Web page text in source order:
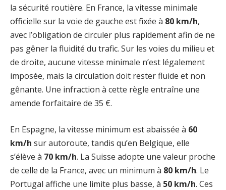
la sécurité routière. En France, la vitesse minimale
officielle sur la voie de gauche est fixée à 80 km/h,
avec l’obligation de circuler plus rapidement afin de ne
pas gêner la fluidité du trafic. Sur les voies du milieu et
de droite, aucune vitesse minimale n’est légalement
imposée, mais la circulation doit rester fluide et non
gênante. Une infraction à cette règle entraîne une
amende forfaitaire de 35 €.
En Espagne, la vitesse minimum est abaissée à 60
km/h sur autoroute, tandis qu’en Belgique, elle
s’élève à 70 km/h. La Suisse adopte une valeur proche
de celle de la France, avec un minimum à 80 km/h. Le
Portugal affiche une limite plus basse, à 50 km/h. Ces